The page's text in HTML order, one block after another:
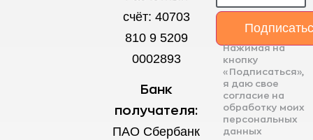
счёт: 40703
810 9 5209
0002893
Банк
получателя:
ПАО Сбербанк
Нажимая на
кнопку
«Подписаться»,
я даю свое
согласие на
обработку моих
персональных
данных